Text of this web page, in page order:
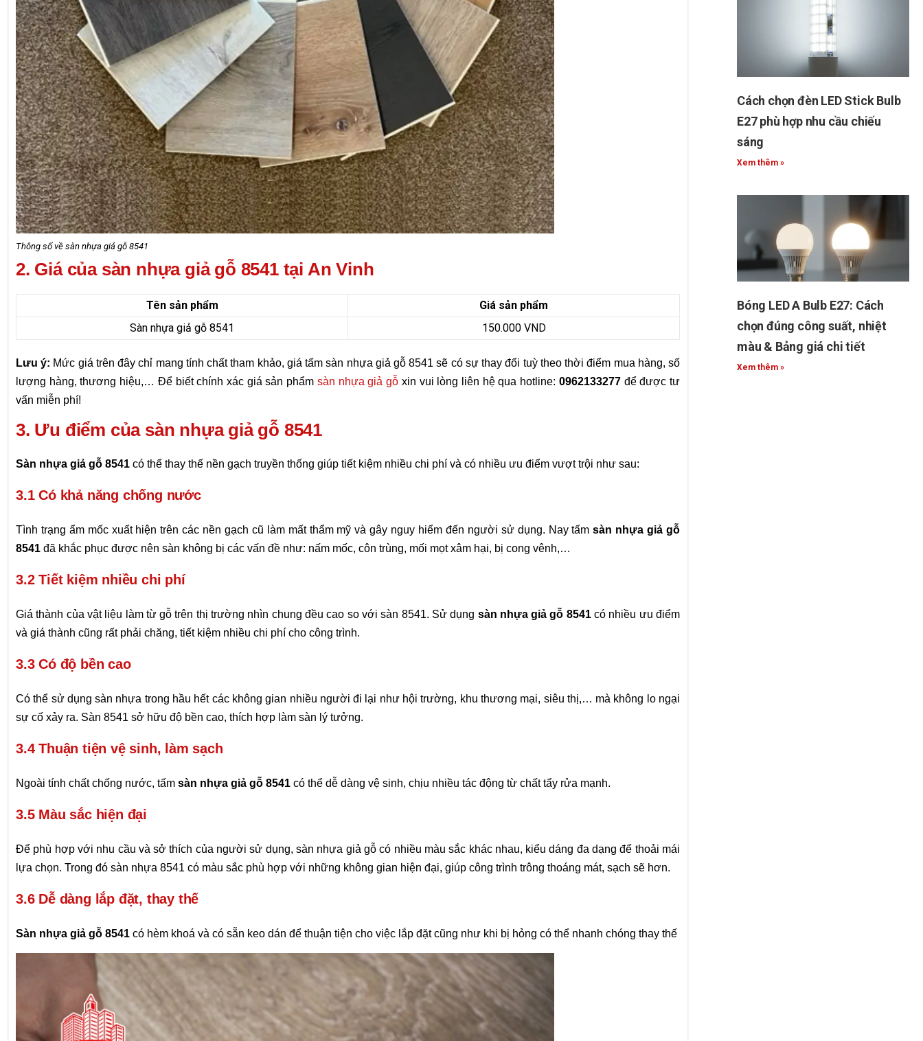
Thông số về sàn nhựa giả gỗ 8541
2. Giá của sàn nhựa giả gỗ 8541 tại An Vinh
Tên sản phẩm
Giá sản phẩm
Sàn nhựa giả gỗ 8541
150.000 VND
Lưu ý: Mức giá trên đây chỉ mang tính chất tham khảo, giá tấm sàn nhựa giả gỗ 8541 sẽ có sự thay đổi tuỳ theo thời điểm mua hàng, số
lượng hàng, thương hiệu,… Để biết chính xác giá sản phẩm sàn nhựa giả gỗ xin vui lòng liên hệ qua hotline: 0962133277để được tư
vấn miễn phí!
3. Ưu điểm của sàn nhựa giả gỗ 8541
Sàn nhựa giả gỗ 8541 có thể thay thế nền gạch truyền thống giúp tiết kiệm nhiều chi phí và có nhiều ưu điểm vượt trội như sau:
3.1 Có khả năng chống nước
Tình trạng ẩm mốc xuất hiện trên các nền gạch cũ làm mất thẩm mỹ và gây nguy hiểm đến người sử dụng. Nay tấmsàn nhựa giả gỗ
8541 đã khắc phục được nên sàn không bị các vấn đề như: nấm mốc, côn trùng, mối mọt xâm hại, bị cong vênh,…
3.2 Tiết kiệm nhiều chi phí
Giá thành của vật liệu làm từ gỗ trên thị trường nhìn chung đều cao so với sàn 8541. Sử dụng sàn nhựa giả gỗ 8541có nhiều ưu điểm
và giá thành cũng rất phải chăng, tiết kiệm nhiều chi phí cho công trình.
3.3 Có độ bền cao
Có thể sử dụng sàn nhựa trong hầu hết các không gian nhiều người đi lại như hội trường, khu thương mại, siêu thị,… mà không lo ngại
sự cố xảy ra. Sàn 8541 sở hữu độ bền cao, thích hợp làm sàn lý tưởng.
3.4 Thuận tiện vệ sinh, làm sạch
Ngoài tính chất chống nước, tấm sàn nhựa giả gỗ 8541 có thể dễ dàng vệ sinh, chịu nhiều tác động từ chất tẩy rửa mạnh.
3.5 Màu sắc hiện đại
Để phù hợp với nhu cầu và sở thích của người sử dụng, sàn nhựa giả gỗ có nhiều màu sắc khác nhau, kiểu dáng đa dạng để thoải mái
lựa chọn. Trong đó sàn nhựa 8541 có màu sắc phù hợp với những không gian hiện đại, giúp công trình trông thoáng mát, sạch sẽ hơn.
3.6 Dễ dàng lắp đặt, thay thế
Sàn nhựa giả gỗ 8541 có hèm khoá và có sẵn keo dán để thuận tiện cho việc lắp đặt cũng như khi bị hỏng có thể nhanh chóng thay thế
Cách chọn đèn LED Stick Bulb
E27 phù hợp nhu cầu chiếu
sáng
Xem thêm »
Bóng LED A Bulb E27: Cách
chọn đúng công suất, nhiệt
màu & Bảng giá chi tiết
Xem thêm »